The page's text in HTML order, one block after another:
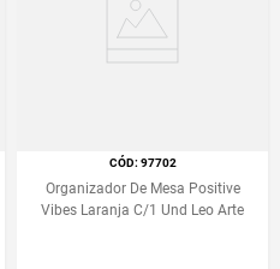
:97702
Organizador De Mesa Positive
Vibes Laranja C/1 Und Leo Arte